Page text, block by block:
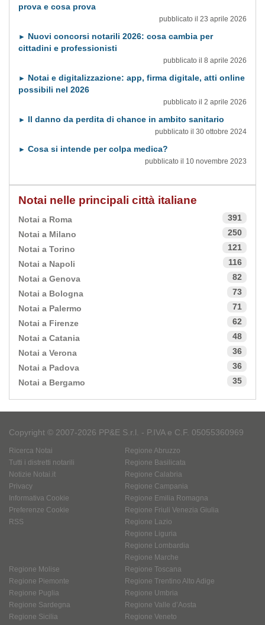
prova e cosa prova
pubblicato il 23 aprile 2026
► Nuovi concorsi notarili 2026: cosa cambia per
cittadini e professionisti
pubblicato il 8 aprile 2026
► Notai e digitalizzazione: app, firma digitale, atti online
possibili nel 2026
pubblicato il 2 aprile 2026
► Il danno da perdita di chance in ambito sanitario
pubblicato il 30 ottobre 2024
► Cosa si intende per colpa medica?
pubblicato il 10 novembre 2023
Notai nelle principali città italiane
Notai a Roma
391
Notai a Milano
250
Notai a Torino
121
Notai a Napoli
116
Notai a Genova
82
Notai a Bologna
73
Notai a Palermo
71
Notai a Firenze
62
Notai a Catania
48
Notai a Verona
36
Notai a Padova
36
Notai a Bergamo
35
Copyright © 2007-2026 PP&E S.r.l. - P.IVA e C.F. 05055360969
Ricerca Notai
Tutti i distretti notarili
Notizie Notai.it
Privacy
Informativa Cookie
Preferenze Cookie
RSS
Regione Abruzzo
Regione Basilicata
Regione Calabria
Regione Campania
Regione Emilia Romagna
Regione Friuli Venezia Giulia
Regione Lazio
Regione Liguria
Regione Lombardia
Regione Marche
Regione Molise
Regione Piemonte
Regione Puglia
Regione Sardegna
Regione Sicilia
Regione Toscana
Regione Trentino Alto Adige
Regione Umbria
Regione Valle d’Aosta
Regione Veneto